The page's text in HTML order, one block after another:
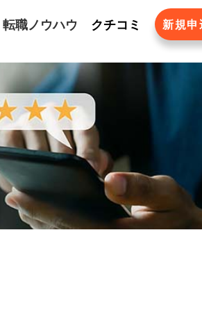
転職ノウハウ クチコミ 新規申